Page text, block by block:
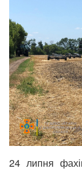
24 липня